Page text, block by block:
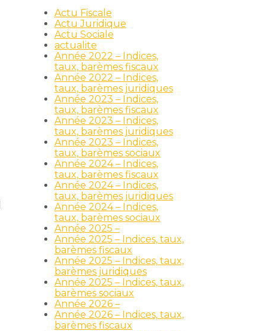
Actu Fiscale
Actu Juridique
Actu Sociale
actualite
Année 2022 – Indices,
taux, barèmes fiscaux
Année 2022 – Indices,
taux, barèmes juridiques
Année 2023 – Indices,
taux, barèmes fiscaux
Année 2023 – Indices,
taux, barèmes juridiques
Année 2023 – Indices,
taux, barèmes sociaux
Année 2024 – Indices,
taux, barèmes fiscaux
Année 2024 – Indices,
taux, barèmes juridiques
Année 2024 – Indices,
taux, barèmes sociaux
Année 2025 –
Année 2025 – Indices, taux,
barèmes fiscaux
Année 2025 – Indices, taux,
barèmes juridiques
Année 2025 – Indices, taux,
barèmes sociaux
Année 2026 –
Année 2026 – Indices, taux,
barèmes fiscaux